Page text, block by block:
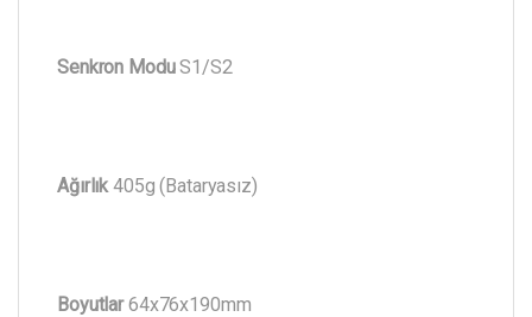
Senkron ModuS1/S2
Ağırlık 405g (Bataryasız)
Boyutlar64x76x190mm